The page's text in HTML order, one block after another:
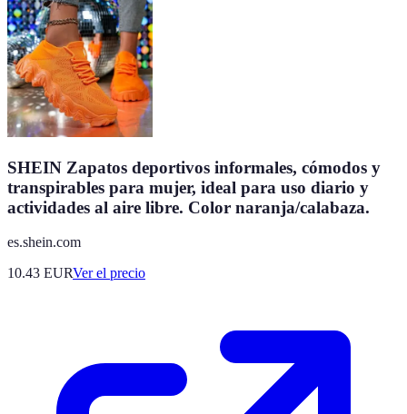
SHEIN Zapatos deportivos informales, cómodos y
transpirables para mujer, ideal para uso diario y
actividades al aire libre. Color naranja/calabaza.
es.shein.com
10.43 EURVer el precio